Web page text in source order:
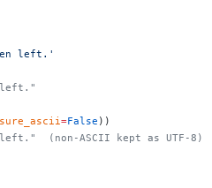
left.'
left."
=False ))
(non-ASCII kept as UTF-8)